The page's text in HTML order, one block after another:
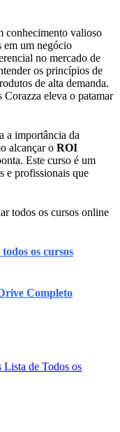
conhecimento valioso
em um negócio
no mercado de
os princípios de
de alta demanda.
eleva o patamar
a importância da
alcançar o ROI
Este curso é um
e profissionais que
todos os cursos online
os cursos
Completo
Lista de Todos os